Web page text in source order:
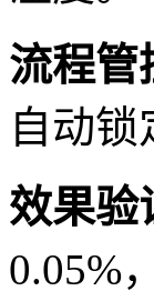
流程管
自动锁
效果验
0.05%